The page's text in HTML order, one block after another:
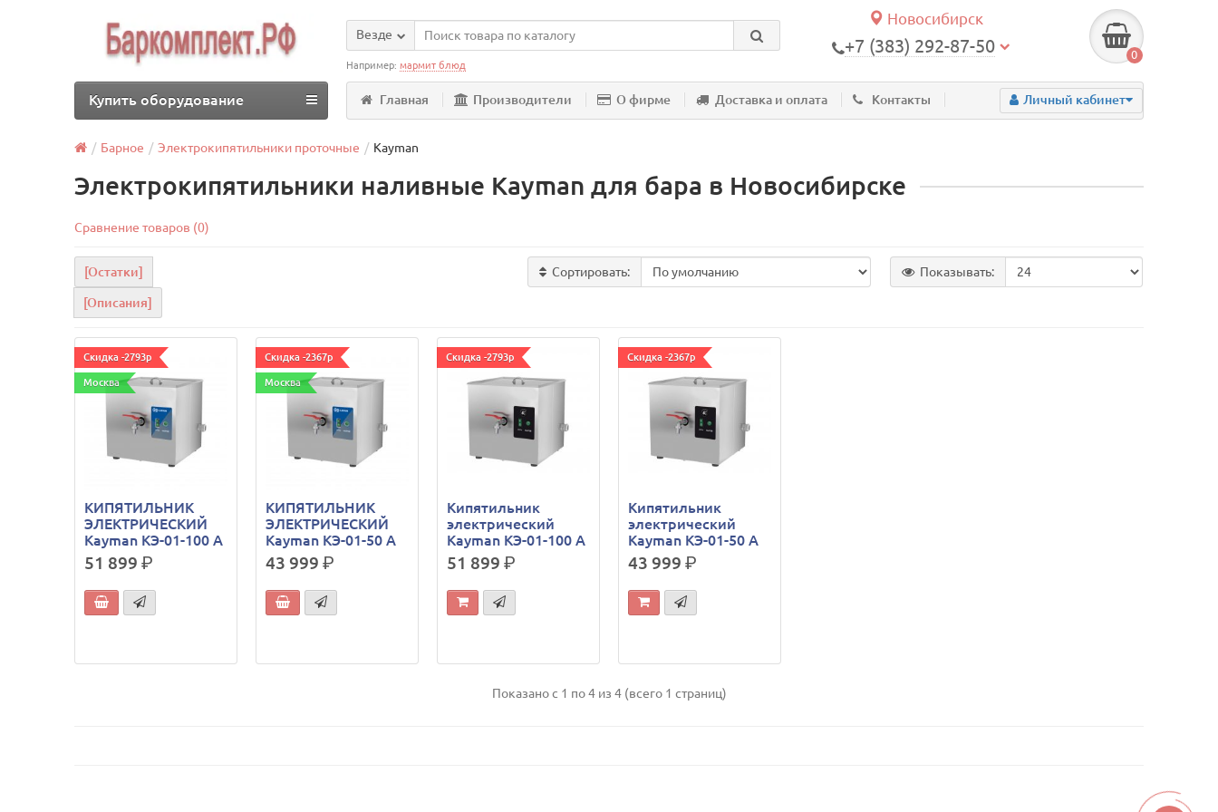
Новосибирск
+7 (383) 292-87-50 0
Везде
Например:мармит блюд
Главная Производители О фирме Доставка и оплата Контакты Личный кабинет
Купить оборудование
Барное Электрокипятильники проточные Kayman
Электрокипятильники наливные Kayman для бара в Новосибирске
Сравнение товаров (0)
[Остатки]
[Описания]
Сортировать: Показывать:
Скидка -2793р
Москва
КИПЯТИЛЬНИК
ЭЛЕКТРИЧЕСКИЙ
Kayman КЭ-01-100 А
51 899р.
Скидка -2367р
Москва
КИПЯТИЛЬНИК
ЭЛЕКТРИЧЕСКИЙ
Kayman КЭ-01-50 А
43 999р.
Скидка -2793р
Кипятильник
электрический
Kayman КЭ-01-100 А
51 899р.
Скидка -2367р
Кипятильник
электрический
Kayman КЭ-01-50 А
43 999 р.
Показано с 1 по 4 из 4 (всего 1 страниц)